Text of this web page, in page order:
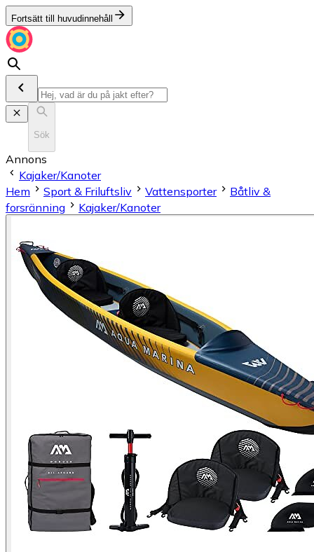
Fortsätt till huvudinnehåll
Sök
Annons
Kajaker/Kanoter
Hem
Sport & Friluftsliv Vattensporter
Båtliv &
forsränning
Kajaker/Kanoter